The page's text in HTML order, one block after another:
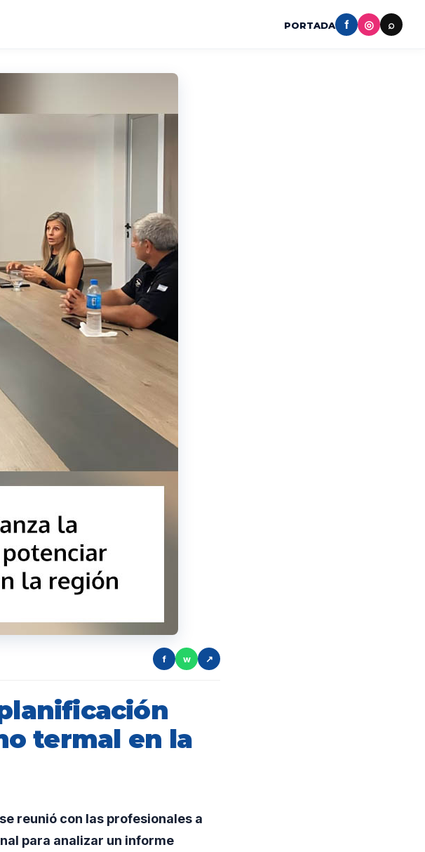
PORTADA f ◎ ⌕
f w ↗
termal en la
reunió con las profesionales a
para analizar un informe